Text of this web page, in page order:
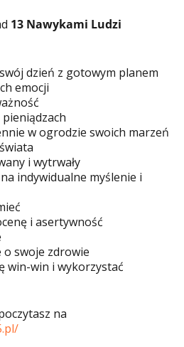
13 Nawykami Ludzi
dzień z gotowym planem
emocji
w ogrodzie swoich marzeń
i wytrwały
indywidualne myślenie i
i asertywność
o swoje zdrowie
win-win i wykorzystać
na